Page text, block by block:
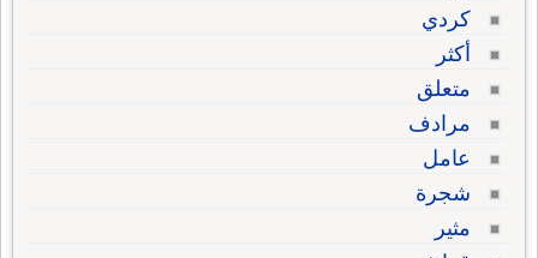
كردي
أكثر
متعلق
مرادف
عامل
شجرة
مثير